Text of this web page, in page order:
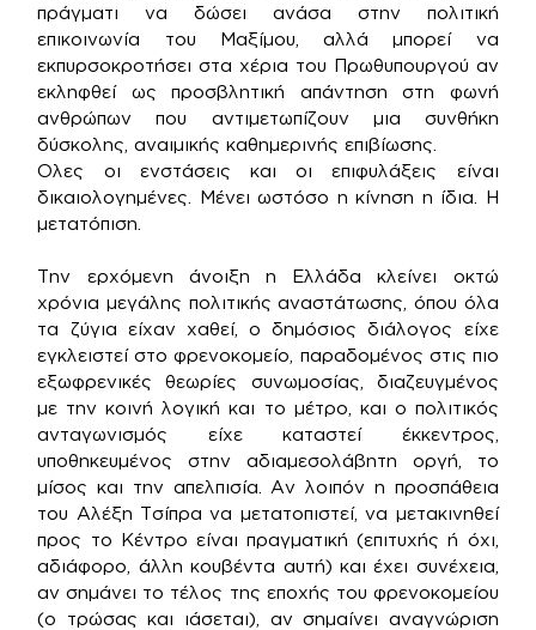
πράγματι να δώσει ανάσα στην πολιτική
επικοινωνία του Μαξίμου, αλλά μπορεί να
εκπυρσοκροτήσει στα χέρια του Πρωθυπουργού αν
εκληφθεί ως προσβλητική απάντηση στη φωνή
ανθρώπων που αντιμετωπίζουν μια συνθήκη
δύσκολης, αναιμικής καθημερινής επιβίωσης.
Ολες οι ενστάσεις και οι επιφυλάξεις είναι
δικαιολογημένες. Μένει ωστόσο η κίνηση η ίδια. Η
μετατόπιση.
Την ερχόμενη άνοιξη η Ελλάδα κλείνει οκτώ
χρόνια μεγάλης πολιτικής αναστάτωσης, όπου όλα
τα ζύγια είχαν χαθεί, ο δημόσιος διάλογος είχε
εγκλειστεί στο φρενοκομείο, παραδομένος στις πιο
εξωφρενικές θεωρίες συνωμοσίας, διαζευγμένος
με την κοινή λογική και το μέτρο, και ο πολιτικός
ανταγωνισμός είχε καταστεί έκκεντρος,
υποθηκευμένος στην αδιαμεσολάβητη οργή, το
μίσος και την απελπισία. Αν λοιπόν η προσπάθεια
του Αλέξη Τσίπρα να μετατοπιστεί, να μετακινηθεί
προς το Κέντρο είναι πραγματική (επιτυχής ή όχι,
αδιάφορο, άλλη κουβέντα αυτή) και έχει συνέχεια,
αν σημάνει το τέλος της εποχής του φρενοκομείου
(ο τρώσας και ιάσεται), αν σημαίνει αναγνώριση